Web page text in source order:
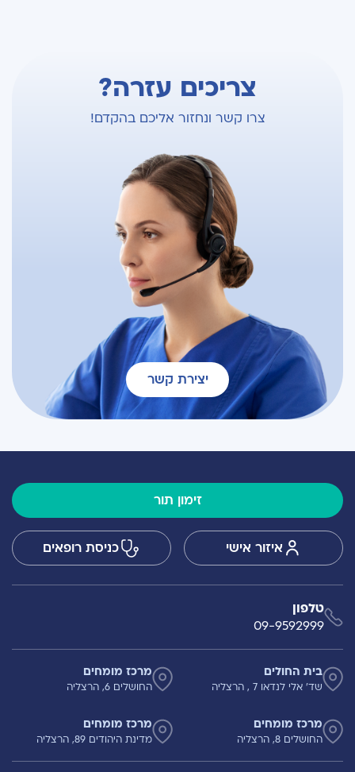
צריכים עזרה?
צרו קשר ונחזור אליכם בהקדם!
יצירת קשר
זימון תור
איזור אישי כניסת רופאים
טלפון
09-9592999
בית החולים
שד' אלי לנדאו 7 , הרצליה
מרכז מומחים
החושלים 6, הרצליה
מרכז מומחים
החושלים 8, הרצליה
מרכז מומחים
מדינת היהודים 89, הרצליה